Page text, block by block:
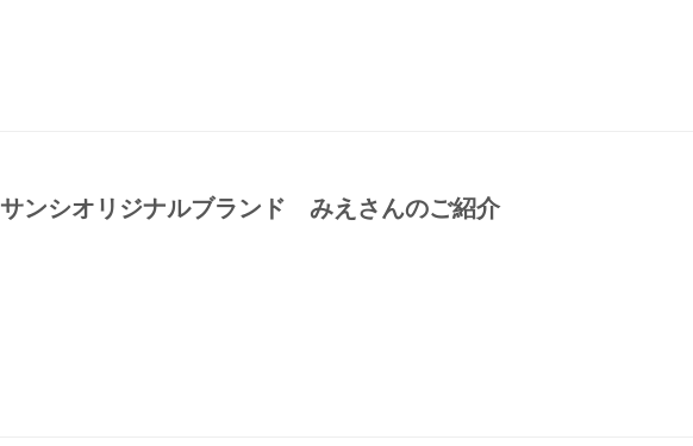
サンシオリジナルブランド みえさんのご紹介